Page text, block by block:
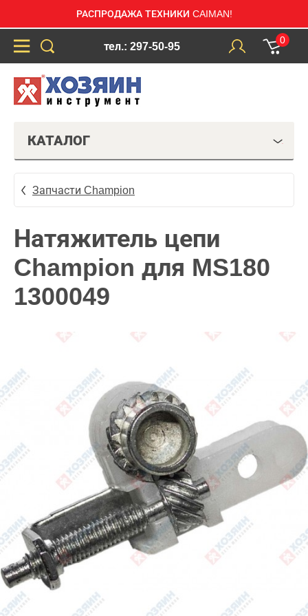
РАСПРОДАЖА ТЕХНИКИ CAIMAN!
тел.: 297-50-95
0
КАТАЛОГ
Запчасти Champion
Натяжитель цепи
Champion для MS180
1300049